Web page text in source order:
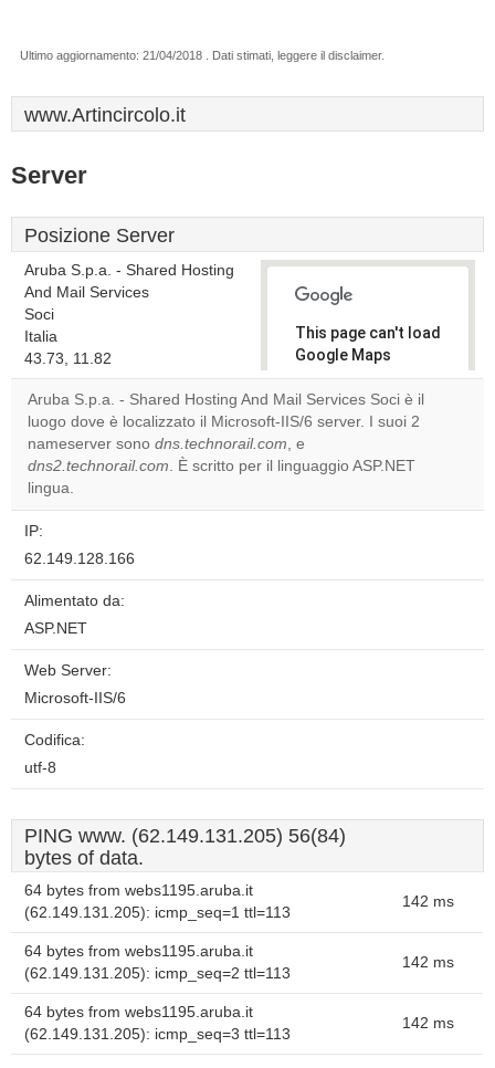
Ultimo aggiornamento: 21/04/2018 . Dati stimati, leggere il disclaimer.
www.Artincircolo.it
Server
Posizione Server
Aruba S.p.a. - Shared Hosting
And Mail Services
Soci
Italia
43.73, 11.82
This page can't load
Google Maps
correctly.
Do you
website?
Aruba S.p.a. - Shared Hosting And Mail Services Soci è il
luogo dove è localizzato il Microsoft-IIS/6 server. I suoi 2
nameserver sono dns.technorail.com, e
dns2.technorail.com. È scritto per il linguaggio ASP.NET
lingua.
IP:
62.149.128.166
Alimentato da:
ASP.NET
Web Server:
Microsoft-IIS/6
Codifica:
utf-8
PING www. (62.149.131.205) 56(84)
bytes of data.
64 bytes from webs1195.aruba.it
(62.149.131.205): icmp_seq=1 ttl=113
142 ms
64 bytes from webs1195.aruba.it
(62.149.131.205): icmp_seq=2 ttl=113
142 ms
64 bytes from webs1195.aruba.it
(62.149.131.205): icmp_seq=3 ttl=113
142 ms